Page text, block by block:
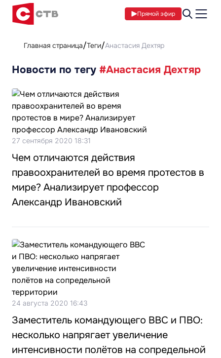
Прямой эфир
Главная страница Теги Анастасия Дехтяр
Новости по тегу #Анастасия Дехтяр
27 сентября 2020 18:31
Чем отличаются действия
правоохранителей во время протестов в
мире? Анализирует профессор
Александр Ивановский
24 августа 2020 16:43
Заместитель командующего ВВС и ПВО:
несколько напрягает увеличение
интенсивности полётов на сопредельной